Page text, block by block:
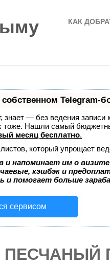
КАК
Telegram-
знает — без ведения
тоже. Нашли самый
месяц бесплатно.
который упрощает
и напоминает им о
кэшбэк и
и помогает больше
сервисом